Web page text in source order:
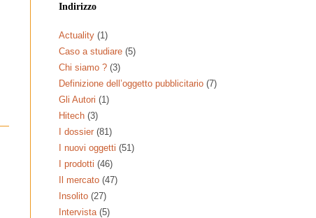
Indirizzo
Actuality (1)
Caso a studiare (5)
Chi siamo ? (3)
Definizione dell’oggetto pubblicitario (7)
Gli Autori (1)
Hitech (3)
I dossier (81)
I nuovi oggetti (51)
I prodotti (46)
Il mercato (47)
Insolito (27)
Intervista (5)